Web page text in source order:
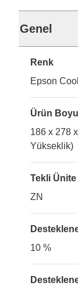
Genel
Renk
Epson
Ürün
186 x 278
Yükseklik)
Tekli Ünite
ZN
10 %